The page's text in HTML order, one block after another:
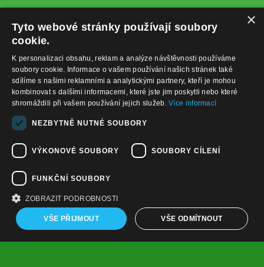
+420732122225
obchod@baterie-nabijecka.cz
Navigace
Úvodní strana
Nákupní košík
Kontaktní informace
Odstoupení od smlouvy
×
Tyto webové stránky používají soubory
cookie.
K personalizaci obsahu, reklam a analýze návštěvnosti používáme
soubory cookie. Informace o vašem používání našich stránek také
sdílíme s našimi reklamními a analytickými partnery, kteří je mohou
kombinovat s dalšími informacemi, které jste jim poskytli nebo které
shromáždili při vašem používání jejich služeb.Více informací
NEZBYTNĚ NUTNÉ SOUBORY
VÝKONOVÉ SOUBORY SOUBORY CÍLENÍ
FUNKČNÍ SOUBORY
ZOBRAZIT PODROBNOSTI
VŠE PŘIJMOUT VŠE ODMÍTNOUT